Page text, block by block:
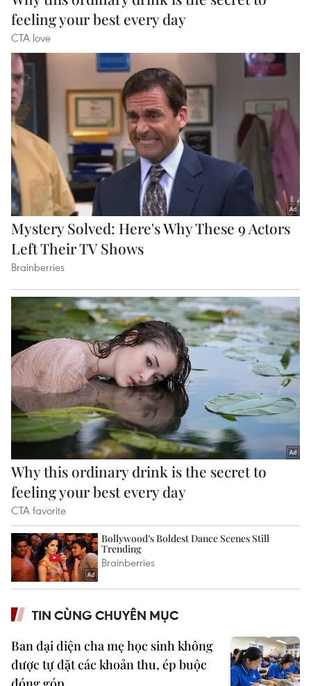
TIN CÙNG CHUYÊN MỤC
Ban đại diện cha mẹ học sinh không
được tự đặt các khoản thu, ép buộc